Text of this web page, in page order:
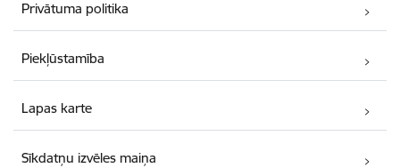
Privātuma politika
Piekļūstamība
Lapas karte
Sīkdatņu izvēles maiņa